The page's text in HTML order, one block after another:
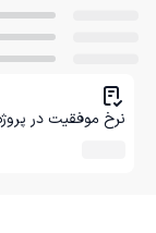
نرخ موفقیت در